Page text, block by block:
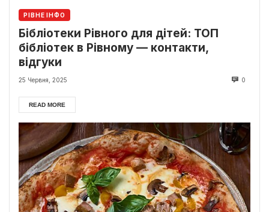
РІВНЕ ІНФО
Бібліотеки Рівного для дітей: ТОП
бібліотек в Рівному — контакти,
відгуки
25 Червня, 2025 0
READ MORE